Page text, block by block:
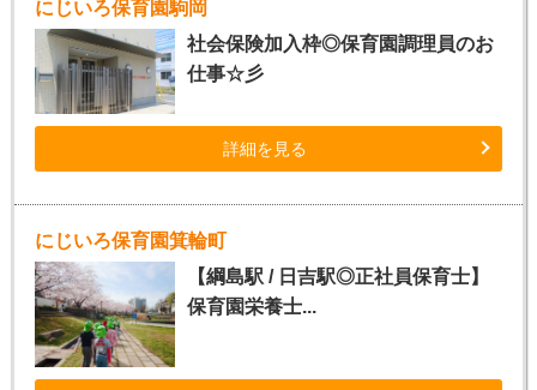
にじいろ保育園駒岡
社会保険加入枠◎保育園調理員のお
仕事☆彡
詳細を見る
にじいろ保育園箕輪町
【綱島駅 / 日吉駅◎正社員保育士】
保育園栄養士...